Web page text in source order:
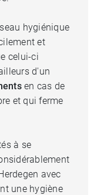
hygiénique
et
celui-ci
d'un
en cas de
et qui ferme
à se
avec
une hygiène